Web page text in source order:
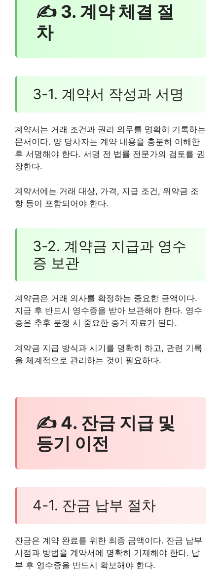
✍ 3. 계약 체결 절
차
3-1. 계약서 작성과 서명
계약서는 거래 조건과 권리 의무를 명확히 기록하는
문서이다. 양 당사자는 계약 내용을 충분히 이해한
후 서명해야 한다. 서명 전 법률 전문가의 검토를 권
장한다.
계약서에는 거래 대상, 가격, 지급 조건, 위약금 조
항 등이 포함되어야 한다.
3-2. 계약금 지급과 영수
증 보관
계약금은 거래 의사를 확정하는 중요한 금액이다.
지급 후 반드시 영수증을 받아 보관해야 한다. 영수
증은 추후 분쟁 시 중요한 증거 자료가 된다.
계약금 지급 방식과 시기를 명확히 하고, 관련 기록
을 체계적으로 관리하는 것이 필요하다.
✍ 4. 잔금 지급 및
등기 이전
4-1. 잔금 납부 절차
잔금은 계약 완료를 위한 최종 금액이다. 잔금 납부
시점과 방법을 계약서에 명확히 기재해야 한다. 납
부 후 영수증을 반드시 확보해야 한다.